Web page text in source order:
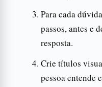
Para cada
passos, antes e
resposta.
Crie títulos
pessoa entende